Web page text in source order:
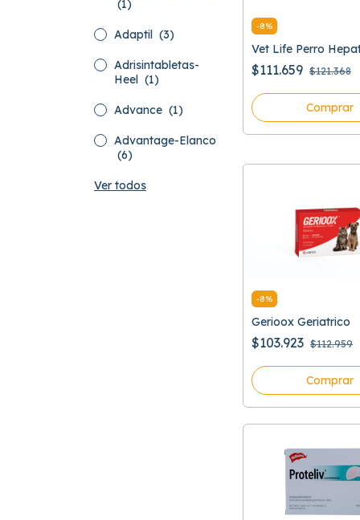
(1)
Adaptil (3)
Adrisintabletas-
Heel (1)
Advance (1)
Advantage-Elanco
(6)
Ver todos
-8%
Vet Life Perro
$111.659 $121.368
Comprar
-8%
Gerioox Geriatrico
$103.923 $112.959
Comprar